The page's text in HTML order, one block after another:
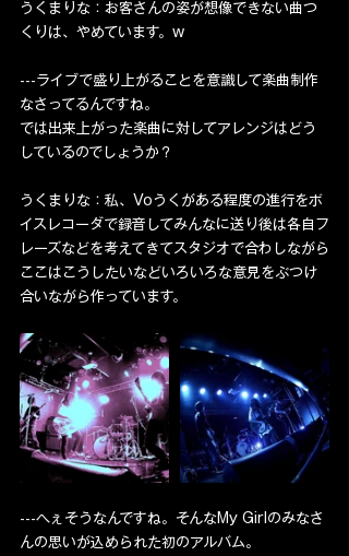
うくまりな：お客さんの姿が想像できない曲つ
くりは、やめています。w
---ライブで盛り上がることを意識して楽曲制作
なさってるんですね。
では出来上がった楽曲に対してアレンジはどう
しているのでしょうか？
うくまりな：私、Voうくがある程度の進行をボ
イスレコーダで録音してみんなに送り後は各自フ
レーズなどを考えてきてスタジオで合わしながら
ここはこうしたいなどいろいろな意見をぶつけ
合いながら作っています。
---へぇそうなんですね。そんなMy Girlのみなさ
んの思いが込められた初のアルバム。